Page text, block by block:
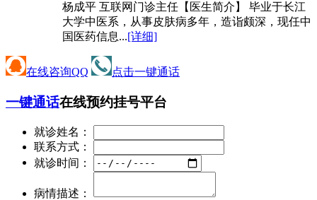
杨成平 互联网门诊主任【医生简介】 毕业于长江
大学中医系，从事皮肤病多年，造诣颇深，现任中
国医药信息...[详细]
在线咨询QQ 点击一键通话
一键通话在线预约挂号平台
就诊姓名：
联系方式：
就诊时间：
病情描述：